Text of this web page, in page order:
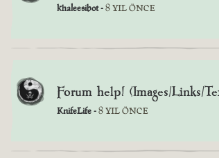
khaleesibot -8 YIL ÖNCE
Forum help! (Images/Links/
KnifeLife -8 YIL ÖNCE